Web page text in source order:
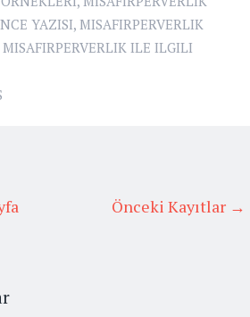
YAZISI, MISAFIRPERVERLIK
MISAFIRPERVERLIK ILE ILGILI
Önceki Kayıtlar →